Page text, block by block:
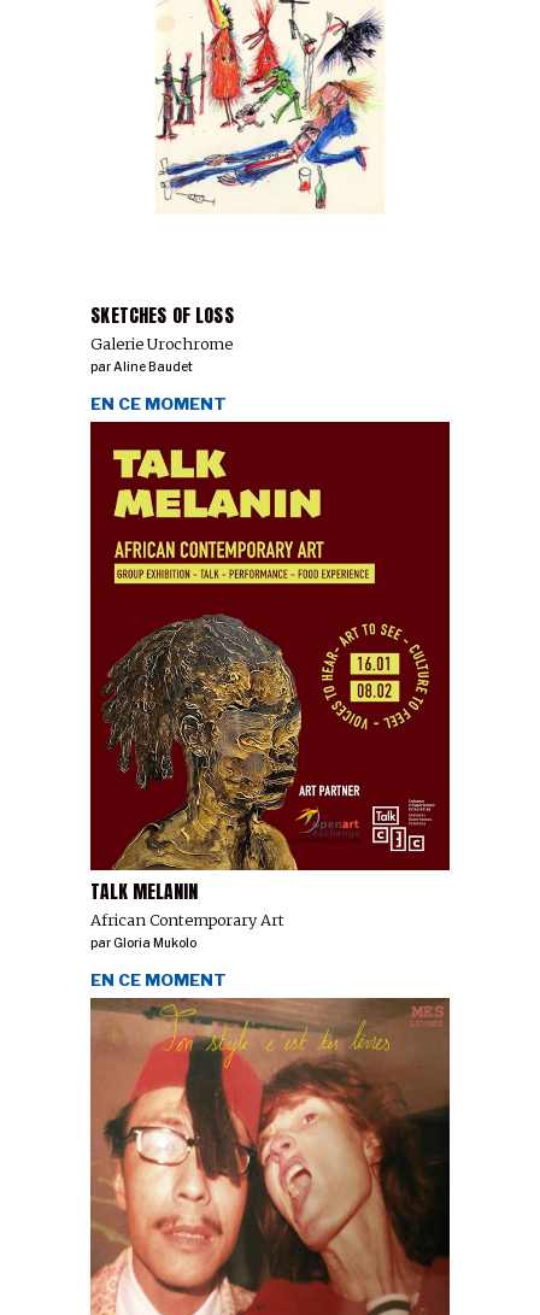
SKETCHES OF LOSS
Galerie Urochrome
parAline Baudet
TALK MELANIN
African Contemporary Art
EN CE MOMENT
parGloria Mukolo
EN CE MOMENT